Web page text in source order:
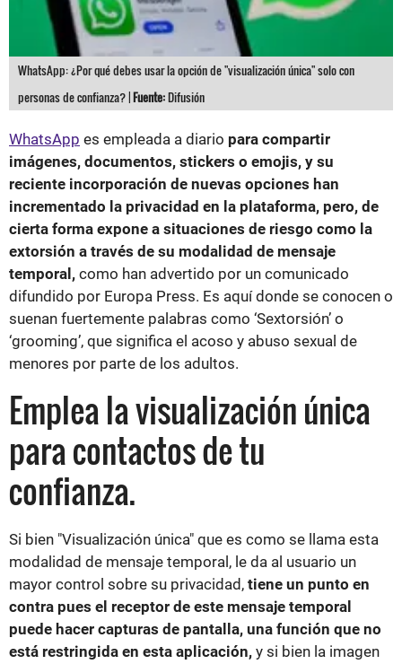
WhatsApp: ¿Por qué debes usar la opción de "visualización única" solo con
personas de confianza? |Fuente:Difusión
WhatsApp es empleada a diario para compartir
imágenes, documentos, stickers o emojis, y su
reciente incorporación de nuevas opciones han
incrementado la privacidad en la plataforma, pero, de
cierta forma expone a situaciones de riesgo como la
extorsión a través de su modalidad de mensaje
temporal, como han advertido por un comunicado
difundido por Europa Press. Es aquí donde se conocen o
suenan fuertemente palabras como ‘Sextorsión’ o
‘grooming’, que significa el acoso y abuso sexual de
menores por parte de los adultos.
Emplea la visualización única
para contactos de tu
confianza.
Si bien "Visualización única" que es como se llama esta
modalidad de mensaje temporal, le da al usuario un
mayor control sobre su privacidad, tiene un punto en
contra pues el receptor de este mensaje temporal
puede hacer capturas de pantalla, una función que no
está restringida en esta aplicación, y si bien la imagen